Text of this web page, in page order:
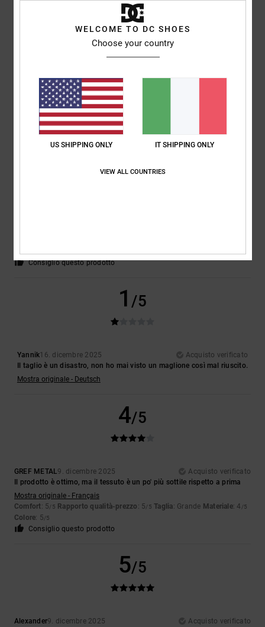
che spuntavano
Mostra originale - Deutsch
Comfort: 5/5 Rapporto qualità-prezzo
Materiale: 2/5 Colore: 5/5
Consiglio questo prodotto
1 /5
Yannik16. dicembre 2025
Acquisto verificato
Il taglio è un disastro, non ho mai visto un maglione così mal riuscito.
Mostra originale - Deutsch
4/5
GREF METAL9. dicembre 2025
Acquisto verificato
Il prodotto è ottimo, ma il tessuto è un po' più sottile rispetto a prima
Mostra originale - Français
Comfort: 5/5 Rapporto qualità-prezzo : 5/5 Taglia: Grande Materiale: 4 /5
Colore: 5/5
Consiglio questo prodotto
5/5
Alexander9. dicembre 2025
Acquisto verificato
WELCOME TO DC SHOES
Choose your country
US SHIPPING ONLY IT SHIPPING ONLY
VIEW ALL COUNTRIES